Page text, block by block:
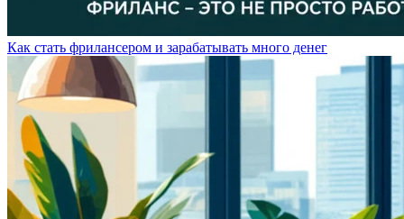
Как стать фрилансером и зарабатывать много денег